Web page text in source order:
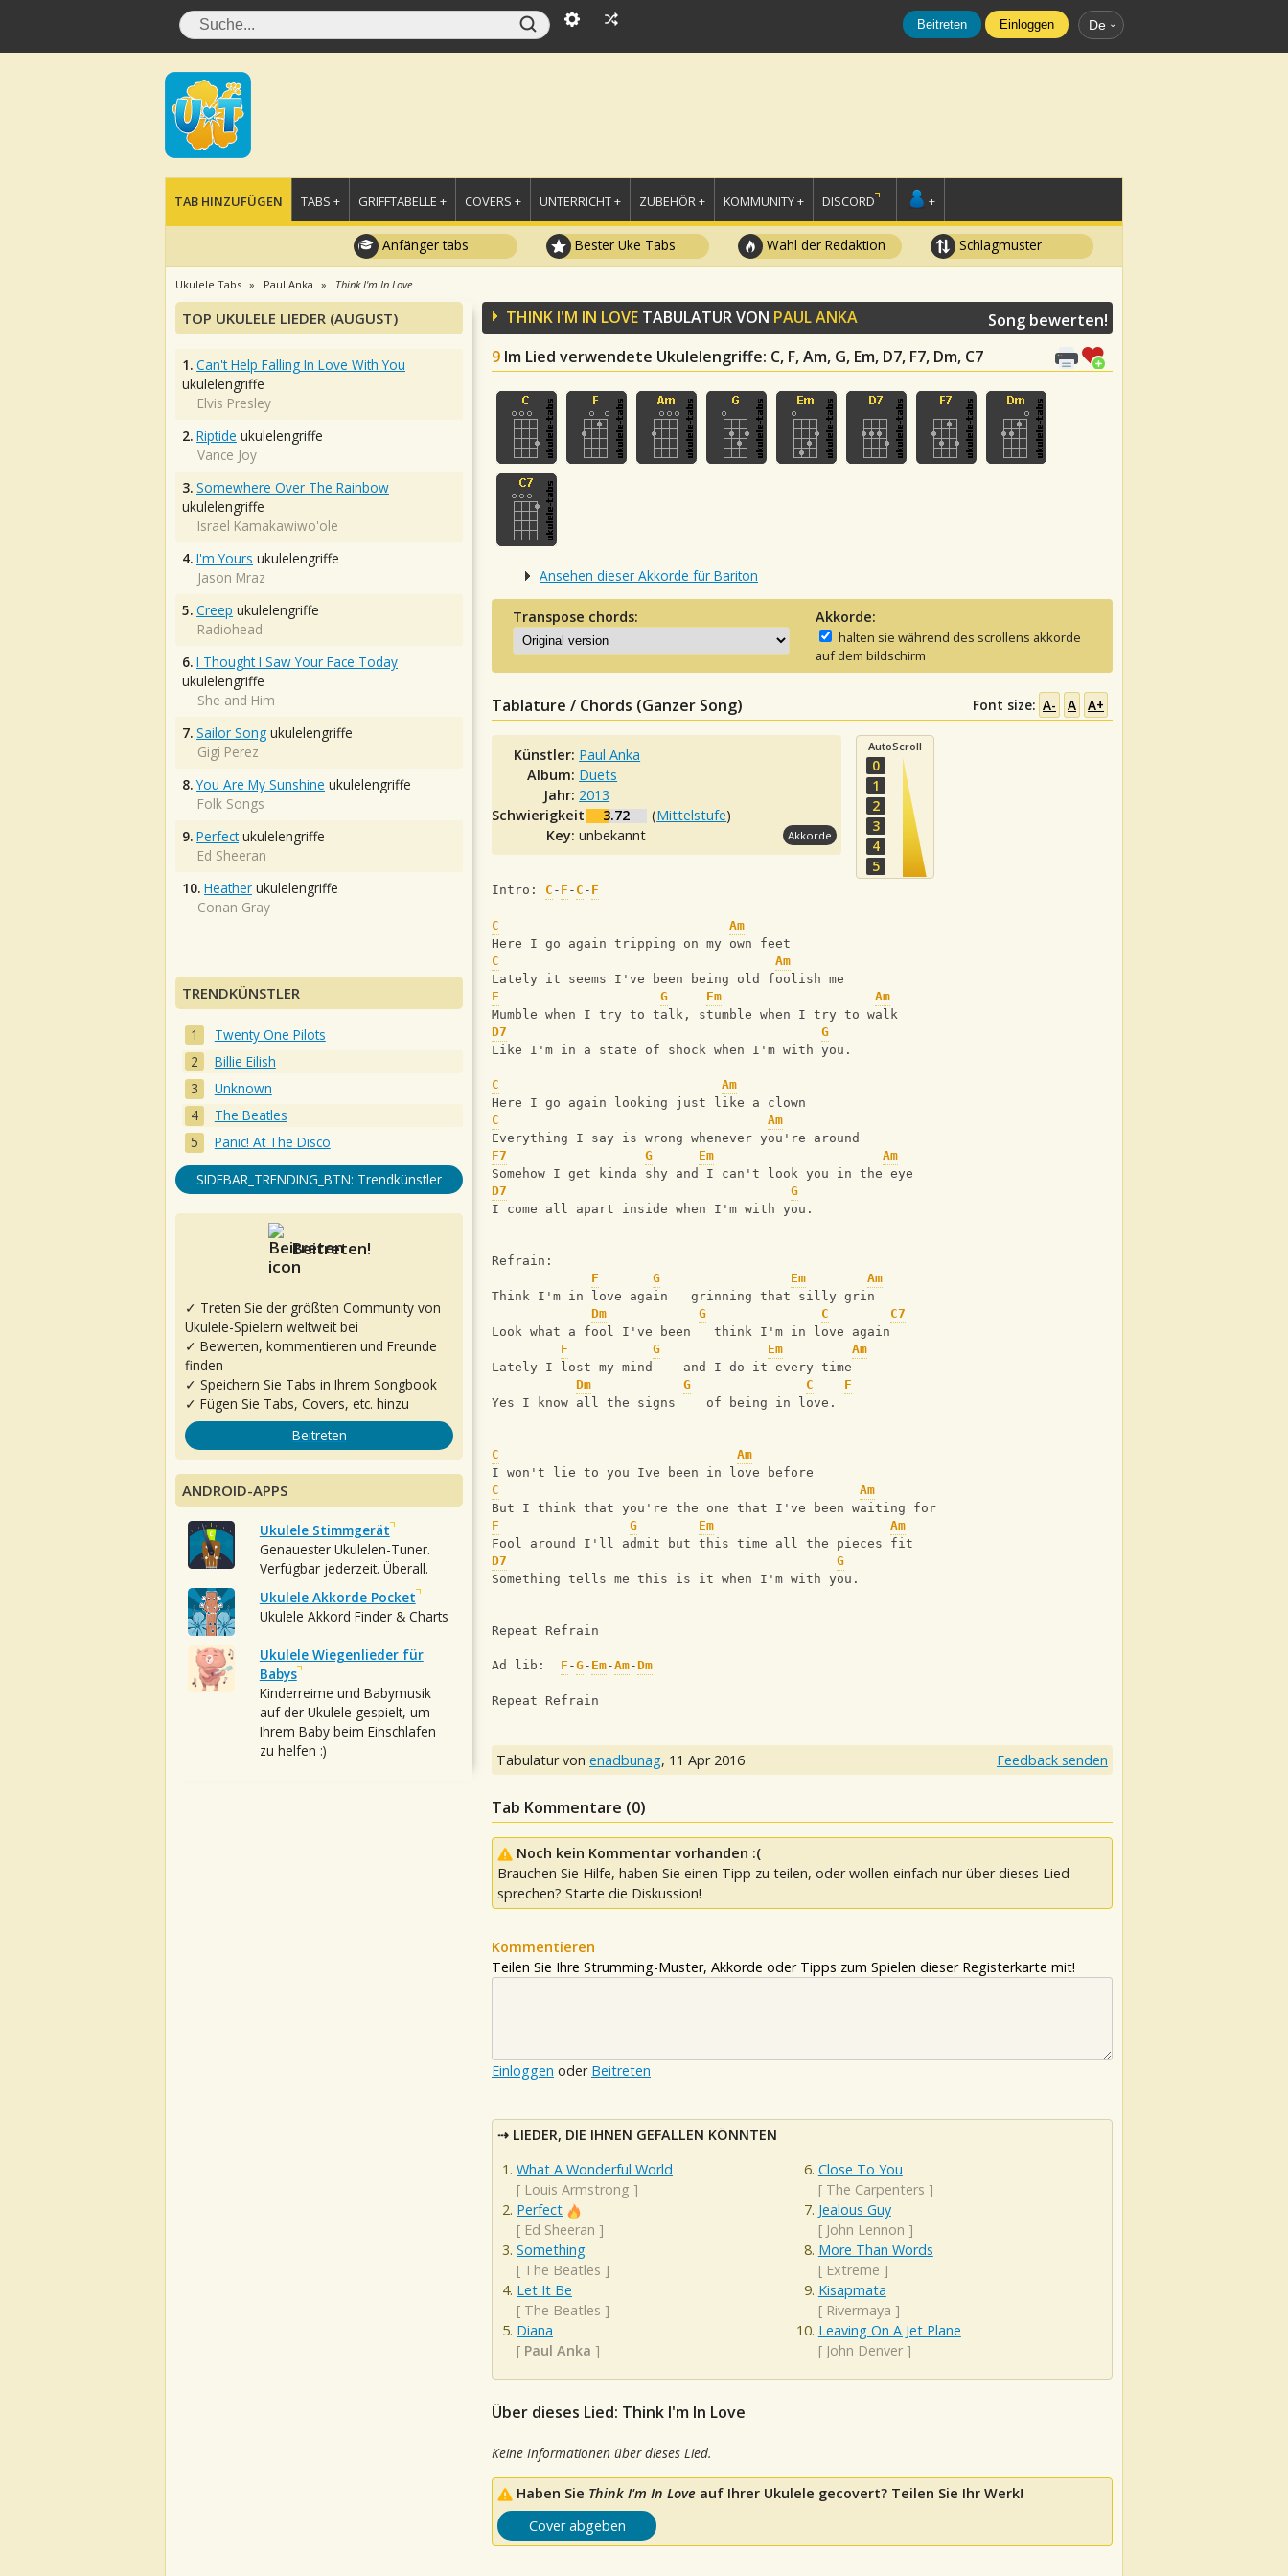
Beitreten Einloggen De
TAB HINZUFÜGEN TABS + GRIFFTABELLE + COVERS + UNTERRICHT + ZUBEHÖR + KOMMUNITY + DISCORD +
Anfänger tabs Bester Uke Tabs Wahl der Redaktion Schlagmuster
Ukulele Tabs Paul Anka Think I'm In Love
THINK I'M IN LOVE TABULATUR VON PAUL ANKA
9 Im Lied verwendete Ukulelengriffe: C, F, Am, G, Em, D7, F7, Dm, C7
Song bewerten!
Ansehen dieser Akkorde für Bariton
Transpose chords: Akkorde:
halten sie während des scrollens akkorde
auf dem bildschirm
Tablature / Chords (Ganzer Song) Font size: A- A A+
Künstler: Paul Anka
Album: Duets
Jahr: 2013
Schwierigkeit:
3.72 (Mittelstufe)
Key:unbekannt Akkorde
AutoScroll
0
1
2
3
4
5
Intro: C - F - C - F
C
Am
Here I go again tripping on my own feet
C
Am
Lately it seems I've been being old foolish me
F
G Em
Am
Mumble when I try to talk, stumble when I try to walk
D7
G
Like I'm in a state of shock when I'm with you.
C
Am
Here I go again looking just like a clown
C
Am
Everything I say is wrong whenever you're around
F7
G Em
Am
Somehow I get kinda shy and I can't look you in the eye
D7
G
I come all apart inside when I'm with you.
Refrain:
F
G Em
Am
Think I'm in love again   grinning that silly grin
Dm
G C
C7
Look what a fool I've been   think I'm in love again
F
G Em
Am
Lately I lost my mind    and I do it every time
Dm
G C
F
Yes I know all the signs    of being in love.
C
Am
I won't lie to you Ive been in love before
C
Am
But I think that you're the one that I've been waiting for
F
G Em
Am
Fool around I'll admit but this time all the pieces fit
D7
G
Something tells me this is it when I'm with you.
Repeat Refrain
Ad lib: F -G- Em-Am-Dm
Repeat Refrain
Tabulatur von enadbunag, 11 Apr 2016 Feedback senden
Tab Kommentare (0)
Noch kein Kommentar vorhanden :(
Brauchen Sie Hilfe, haben Sie einen Tipp zu teilen, oder wollen einfach nur über dieses Lied
sprechen? Starte die Diskussion!
Kommentieren
Teilen Sie Ihre Strumming-Muster, Akkorde oder Tipps zum Spielen dieser Registerkarte mit!
Einloggen oder Beitreten
LIEDER, DIE IHNEN GEFALLEN KÖNNTEN
What A Wonderful World
[ Louis Armstrong ]
Perfect
[ Ed Sheeran ]
Something
[ The Beatles ]
Let It Be
[ The Beatles ]
Diana
[ Paul Anka ]
Close To You
[ The Carpenters ]
Jealous Guy
[ John Lennon ]
More Than Words
[ Extreme ]
Kisapmata
[ Rivermaya ]
Leaving On A Jet Plane
[ John Denver]
Über dieses Lied: Think I'm In Love
Keine Informationen über dieses Lied.
Haben Sie Think I'm In Love auf Ihrer Ukulele gecovert? Teilen Sie Ihr Werk!
Cover abgeben
TOP UKULELE LIEDER (AUGUST)
1. Can't Help Falling In Love With You
ukulelengriffe
Elvis Presley
2. Riptide ukulelengriffe
Vance Joy
3. Somewhere Over The Rainbow
ukulelengriffe
Israel Kamakawiwo'ole
4. I'm Yours ukulelengriffe
Jason Mraz
5. Creep ukulelengriffe
Radiohead
6. I Thought I Saw Your Face Today
ukulelengriffe
She and Him
7. Sailor Song ukulelengriffe
Gigi Perez
8. You Are My Sunshine ukulelengriffe
Folk Songs
9. Perfectukulelengriffe
Ed Sheeran
10. Heather ukulelengriffe
Conan Gray
TRENDKÜNSTLER
Twenty One Pilots
Billie Eilish
Unknown
The Beatles
Panic! At The Disco
SIDEBAR_TRENDING_BTN: Trendkünstler
Beitreten!
✓ Treten Sie der größten Community von
Ukulele-Spielern weltweit bei
✓ Bewerten, kommentieren und Freunde
finden
✓ Speichern Sie Tabs in Ihrem Songbook
✓ Fügen Sie Tabs, Covers, etc. hinzu
Beitreten
ANDROID-APPS
Ukulele Stimmgerät
Genauester Ukulelen-Tuner.
Verfügbar jederzeit. Überall.
Ukulele Akkorde Pocket
Ukulele Akkord Finder & Charts
Ukulele Wiegenlieder für
Babys
Kinderreime und Babymusik
auf der Ukulele gespielt, um
Ihrem Baby beim Einschlafen
zu helfen :)